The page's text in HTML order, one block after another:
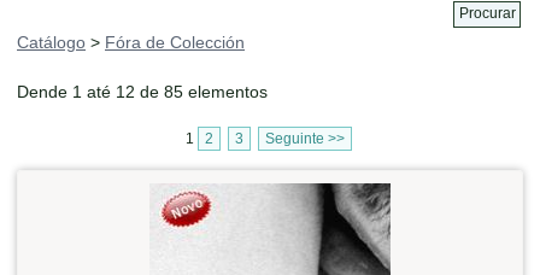
Catálogo > Fóra de Colección
Dende 1 até 12 de 85 elementos
1 2 3 Seguinte >>